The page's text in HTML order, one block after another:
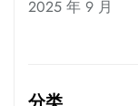
2025 年 9 月